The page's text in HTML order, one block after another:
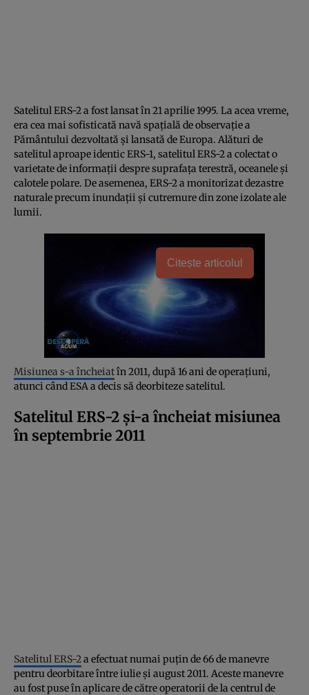
Satelitul ERS-2 a fost lansat în 21 aprilie 1995. La acea vreme,
era cea mai sofisticată navă spațială de observație a
Pământului dezvoltată și lansată de Europa. Alături de
satelitul aproape identic ERS-1, satelitul ERS-2 a colectat o
varietate de informații despre suprafața terestră, oceanele și
calotele polare. De asemenea, ERS-2 a monitorizat dezastre
naturale precum inundații și cutremure din zone izolate ale
lumii.
Citește articolul
Misiunea s-a încheiatîn 2011, după 16 ani de operațiuni,
atunci când ESA a decis să deorbiteze satelitul.
Satelitul ERS-2 și-a încheiat misiunea
în septembrie 2011
Satelitul ERS-2a efectuat numai puțin de 66 de manevre
pentru deorbitare între iulie și august 2011. Aceste manevre
au fost puse în aplicare de către operatorii de la centrul de